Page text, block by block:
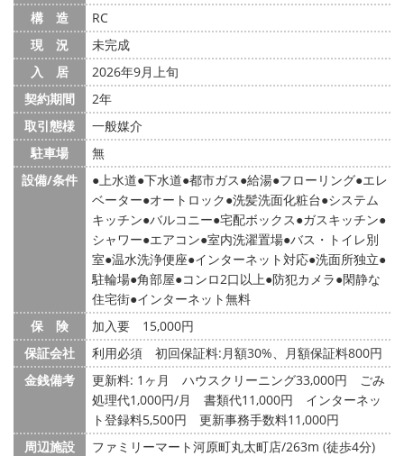
構 造
RC
現 況
未完成
入 居
2026年9月上旬
契約期間
2年
取引態様
一般媒介
駐車場
無
設備/条件
上水道 下水道 都市ガス 給湯 フローリング エレ
ベーター オートロック 洗髪洗面化粧台 システム
キッチン バルコニー 宅配ボックス ガスキッチン
シャワー エアコン 室内洗濯置場 バス・トイレ別
室 温水洗浄便座 インターネット対応 洗面所独立
駐輪場 角部屋 コンロ2口以上 防犯カメラ 閑静な
住宅街 インターネット無料
保 険
加入要 15,000円
保証会社
利用必須 初回保証料:月額30%、月額保証料800円
金銭備考
更新料: 1ヶ月
ハウスクリーニング33,000円 ごみ
処理代1,000円/月 書類代11,000円 インターネッ
ト登録料5,500円 更新事務手数料11,000円
周辺施設
ファミリーマート河原町丸太町店/263m (徒歩4分)